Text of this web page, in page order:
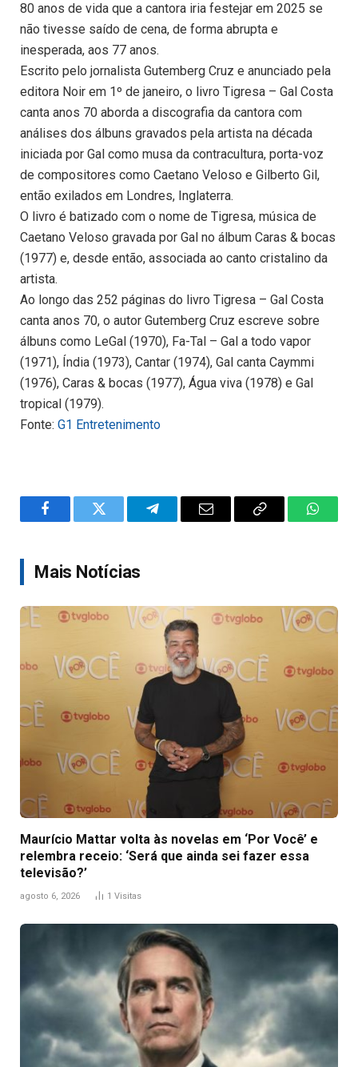
80 anos de vida que a cantora iria festejar em 2025 se
não tivesse saído de cena, de forma abrupta e
inesperada, aos 77 anos.
Escrito pelo jornalista Gutemberg Cruz e anunciado pela
editora Noir em 1º de janeiro, o livro Tigresa – Gal Costa
canta anos 70 aborda a discografia da cantora com
análises dos álbuns gravados pela artista na década
iniciada por Gal como musa da contracultura, porta-voz
de compositores como Caetano Veloso e Gilberto Gil,
então exilados em Londres, Inglaterra.
O livro é batizado com o nome de Tigresa, música de
Caetano Veloso gravada por Gal no álbum Caras & bocas
(1977) e, desde então, associada ao canto cristalino da
artista.
Ao longo das 252 páginas do livro Tigresa – Gal Costa
canta anos 70, o autor Gutemberg Cruz escreve sobre
álbuns como LeGal (1970), Fa-Tal – Gal a todo vapor
(1971), Índia (1973), Cantar (1974), Gal canta Caymmi
(1976), Caras & bocas (1977), Água viva (1978) e Gal
tropical (1979).
Fonte: G1 Entretenimento
FacebookTwitter TelegramEmail
Copy
Mais Notícias
Maurício Mattar volta às novelas em ‘Por Você’ e
relembra receio: ‘Será que ainda sei fazer essa
televisão?’
agosto 6, 2026 1 Visitas